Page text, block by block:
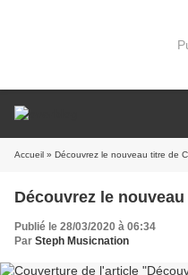
Accueil » Découvrez le nouveau titre de
Découvrez le
Publié le 28/03/2020 à 06:34
Par Steph Musicnation